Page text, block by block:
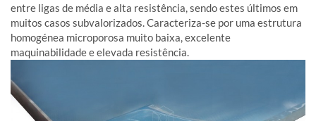
entre ligas de média e alta resistência, sendo estes últimos em
muitos casos subvalorizados. Caracteriza-se por uma estrutura
homogénea microporosa muito baixa, excelente
maquinabilidade e elevada resistência.